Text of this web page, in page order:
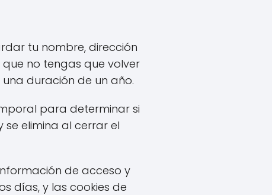
tu nombre, dirección
no tengas que volver
duración de un año.
para determinar si
elimina al cerrar el
de acceso y
días, y las cookies de